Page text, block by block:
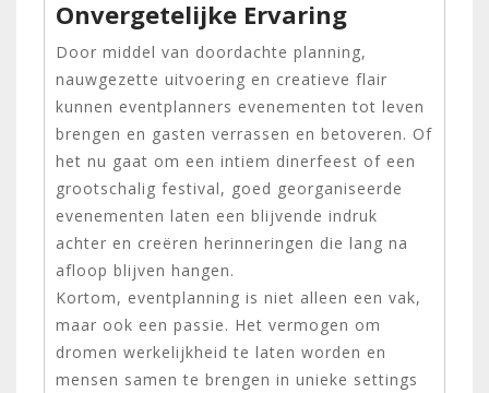
Onvergetelijke Ervaring
Door middel van doordachte planning,
nauwgezette uitvoering en creatieve flair
kunnen eventplanners evenementen tot leven
brengen en gasten verrassen en betoveren. Of
het nu gaat om een intiem dinerfeest of een
grootschalig festival, goed georganiseerde
evenementen laten een blijvende indruk
achter en creëren herinneringen die lang na
afloop blijven hangen.
Kortom, eventplanning is niet alleen een vak,
maar ook een passie. Het vermogen om
dromen werkelijkheid te laten worden en
mensen samen te brengen in unieke settings